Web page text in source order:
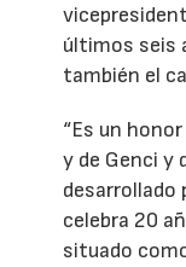
últimos seis
también el
“Es un
y de Genci y
desarrollado
celebra 20
situado